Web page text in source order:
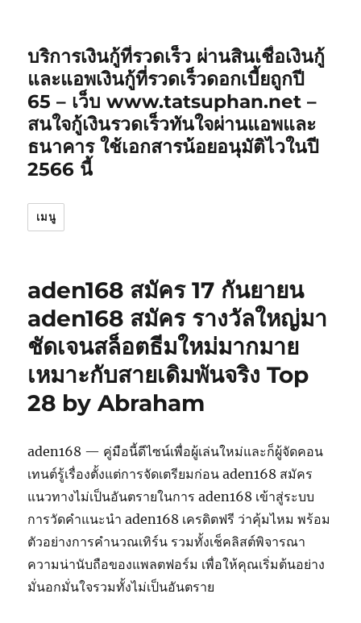
บริการเงินกู้ที่รวดเร็ว ผ่านสินเชื่อเงินกู้
และแอพเงินกู้ที่รวดเร็วดอกเบี้ยถูกปี
65 – เว็บ www.tatsuphan.net –
สนใจกู้เงินรวดเร็วทันใจผ่านแอพและ
ธนาคาร ใช้เอกสารน้อยอนุมัติไวในปี
2566 นี้
เมนู
aden168 สมัคร 17 กันยายน
aden168 สมัคร รางวัลใหญ่มา
ชัดเจนสล็อตธีมใหม่มากมาย
เหมาะกับสายเดิมพันจริง Top
28 by Abraham
aden168 — คู่มือนี้ดีไซน์เพื่อผู้เล่นใหม่และก็ผู้จัดคอน
เทนต์รู้เรื่องตั้งแต่การจัดเตรียมก่อน aden168 สมัคร
แนวทางไม่เป็นอันตรายในการ aden168 เข้าสู่ระบบ
การวัดคำแนะนำ aden168 เครดิตฟรี ว่าคุ้มไหม พร้อม
ตัวอย่างการคำนวณเทิร์น รวมทั้งเช็คลิสต์พิจารณา
ความน่านับถือของแพลตฟอร์ม เพื่อให้คุณเริ่มต้นอย่าง
มั่นอกมั่นใจรวมทั้งไม่เป็นอันตราย